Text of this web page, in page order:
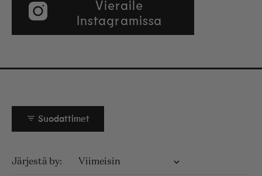
Vieraile
Instagramissa
Suodattimet
Järjestä Ladataan...